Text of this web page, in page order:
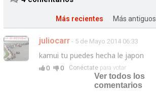
01:43
Alfa Romeo vuelve a la F1 de
la mano de Sauber F1 Team
Más recientes Más antiguos
juliocarr - 5 de Mayo 2014 06:33
kamui tu puedes hecha le japon
0 0 Conéctatepara votar
Ver todos los
comentarios